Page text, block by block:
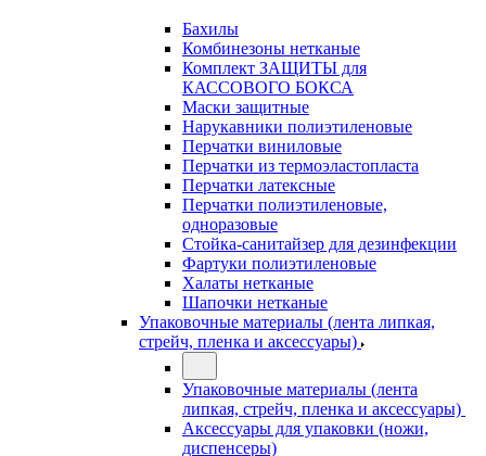
Бахилы
Комбинезоны нетканые
Комплект ЗАЩИТЫ для
КАССОВОГО БОКСА
Маски защитные
Нарукавники полиэтиленовые
Перчатки виниловые
Перчатки из термоэластопласта
Перчатки латексные
Перчатки полиэтиленовые,
одноразовые
Стойка-санитайзер для дезинфекции
Фартуки полиэтиленовые
Халаты нетканые
Шапочки нетканые
Упаковочные материалы (лента липкая,
стрейч, пленка и аксессуары)
Упаковочные материалы (лента
липкая, стрейч, пленка и аксессуары)
Аксессуары для упаковки (ножи,
диспенсеры)